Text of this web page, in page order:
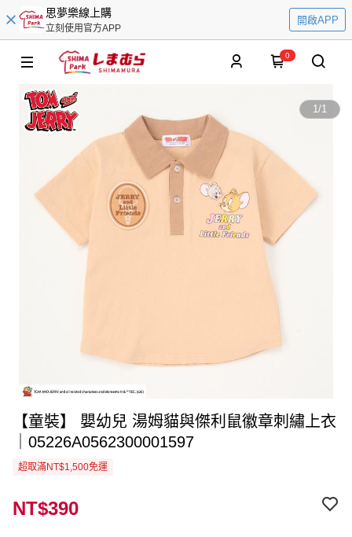
思夢樂線上購
立刻使用官方APP
開啟APP
0
1/1
【童裝】 嬰幼兒 湯姆貓與傑利鼠徽章刺繡上衣
｜05226A0562300001597
超取滿NT$1,500免運
NT$390